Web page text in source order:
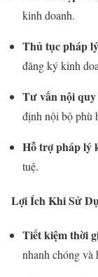
kinh doanh.
Thủ tục pháp
đăng ký kinh
Tư vấn nội quy
định nội bộ phù
Hỗ trợ pháp lý
tuệ.
Lợi Ích Khi Sử
Tiết kiệm thời
nhanh chóng và